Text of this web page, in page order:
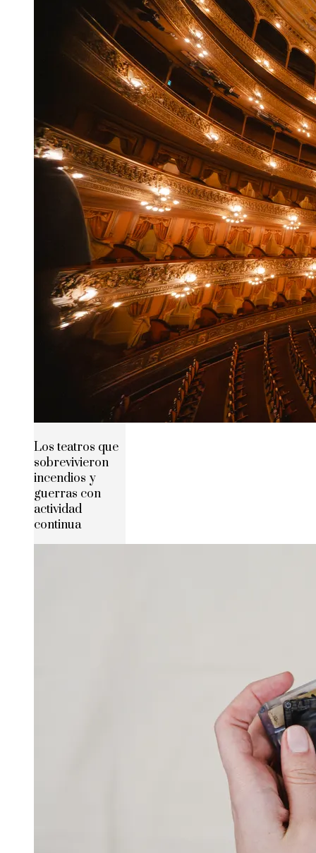
Los teatros que
sobrevivieron
incendios y
guerras con
actividad
continua